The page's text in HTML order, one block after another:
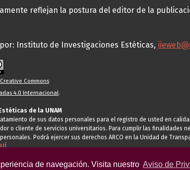
de navegación. Visita nuestro Aviso de
reflejan la postura del editor de la
Instituto de Investigaciones Estéticas,
Commons
4.0 Internacional.
de la UNAM
de sus datos personales para el registro de usted en
o cliente de servicios universitarios. Para cumplir las finalidades
Podrá ejercer sus derechos ARCO en la Unidad de